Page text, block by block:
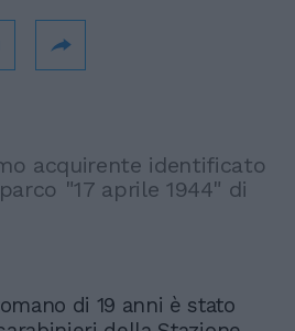
acquirente identificato
"17 aprile 1944" di
di 19 anni è stato